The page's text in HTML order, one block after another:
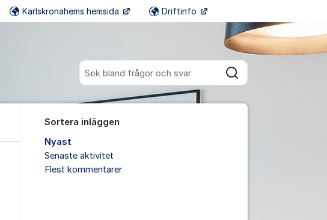
Sök bland alla inlägg
Sök
Karlskronahems hemsida Driftinfo Fler supportlänkar
Sortera inläggen
Nyast
Senaste aktivitet
Flest kommentarer